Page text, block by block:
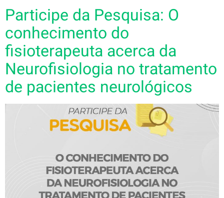
Participe da Pesquisa: O
conhecimento do
fisioterapeuta acerca da
Neurofisiologia no tratamento
de pacientes neurológicos